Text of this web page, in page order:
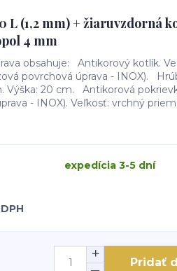
L (1,2 mm) + žiaruvzdorná
4 mm
obsahuje: Antikorový kotlík.
povrchová úprava - INOX).
Výška: 20 cm. Antikorová
- INOX). Veľkosť: vrchný
expedícia 3-5 dní
Pridať